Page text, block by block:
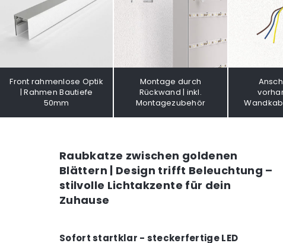
Front rahmenlose Optik
| Rahmen Bautiefe
50mm
Montage durch
Rückwand | inkl.
Montagezubehör
Raubkatze zwischen goldenen
Blättern | Design trifft Beleuchtung –
stilvolle Lichtakzente für dein
Zuhause
Sofort startklar - steckerfertige LED